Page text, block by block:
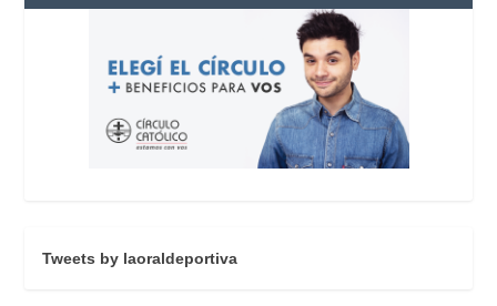
Tweets by laoraldeportiva